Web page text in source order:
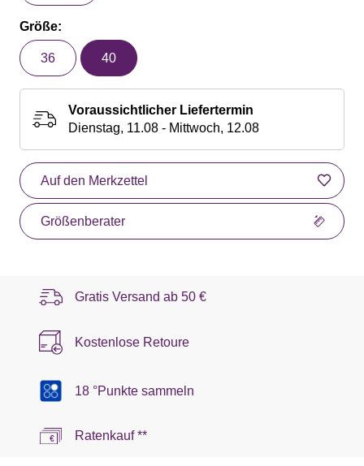
Größe:
36 40
Voraussichtlicher Liefertermin
Dienstag, 11.08 - Mittwoch, 12.08
Auf den Merkzettel
Größenberater
Gratis Versand ab 50 €
Kostenlose Retoure
18 °Punkte sammeln
Ratenkauf **